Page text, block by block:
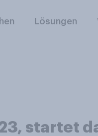
Lösungen
startet